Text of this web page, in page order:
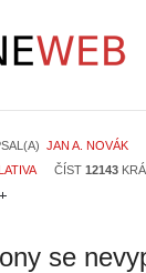
JAN A. NOVÁK
ČÍST 12143
se